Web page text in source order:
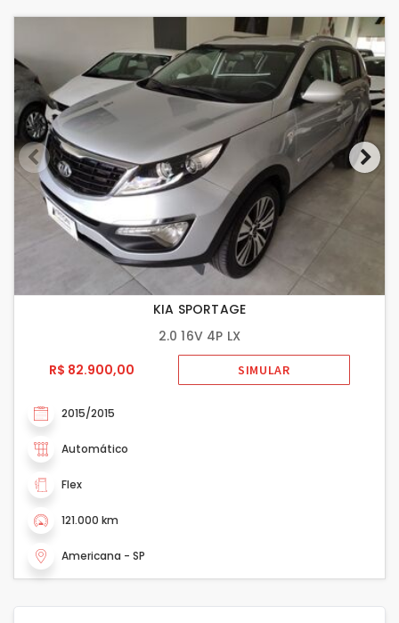
KIA SPORTAGE
2.0 16V 4P LX
R$ 82.900,00
SIMULAR
2015/2015
Automático
Flex
121.000 km
Americana - SP